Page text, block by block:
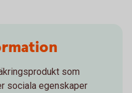
som
sociala egenskaper